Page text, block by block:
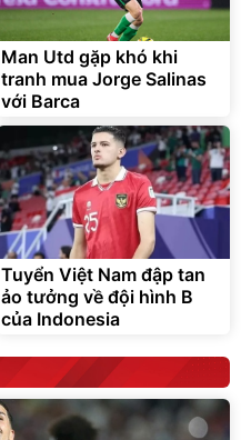
Man Utd gặp khó khi
tranh mua Jorge Salinas
với Barca
Tuyển Việt Nam đập tan
ảo tưởng về đội hình B
của Indonesia